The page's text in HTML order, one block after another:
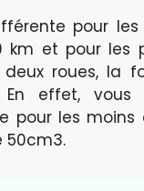
pour les
km et pour les
roues, la
En effet, vous
pour les moins
50cm3.